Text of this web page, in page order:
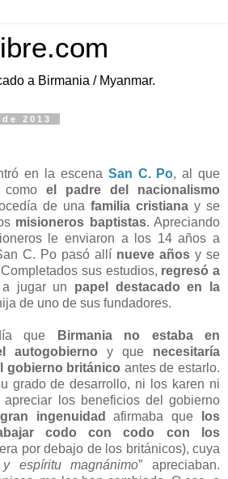
a Birmania / Myanmar.
2013
en la escena San C. Po, al que
como el padre del nacionalismo
de una familia cristiana y se
misioneros baptistas. Apreciando
le enviaron a los 14 años a
C. Po pasó allí nueve años y se
sus estudios, regresó a
jugar un papel destacado en la
de uno de sus fundadores.
que
Birmania no estaba en
autogobierno y que necesitaría
gobierno británico antes de estarlo.
grado de desarrollo, ni los karen ni
apreciar los beneficios del gobierno
gran ingenuidad afirmaba que
los
codo con codo con los
por debajo de los británicos), cuya
espíritu magnánimo” apreciaban.